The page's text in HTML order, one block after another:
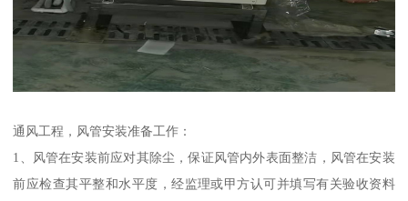
通风工程，风管安装准备工作：
1、风管在安装前应对其除尘，保证风管内外表面整洁，风管在安装
前应检查其平整和水平度，经监理或甲方认可并填写有关验收资料